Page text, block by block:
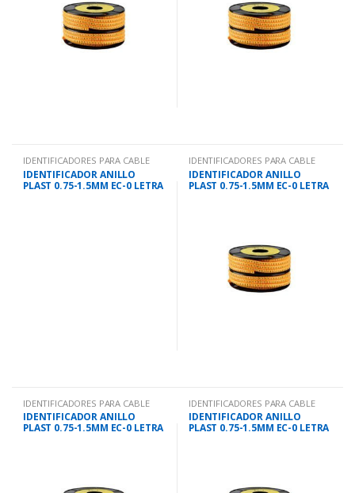
IDENTIFICADORES PARA CABLE
IDENTIFICADOR ANILLO
PLAST 0.75-1.5MM EC-0 LETRA
IDENTIFICADORES PARA CABLE
IDENTIFICADOR ANILLO
PLAST 0.75-1.5MM EC-0 LETRA
IDENTIFICADORES PARA CABLE
IDENTIFICADOR ANILLO
PLAST 0.75-1.5MM EC-0 LETRA
IDENTIFICADORES PARA CABLE
IDENTIFICADOR ANILLO
PLAST 0.75-1.5MM EC-0 LETRA